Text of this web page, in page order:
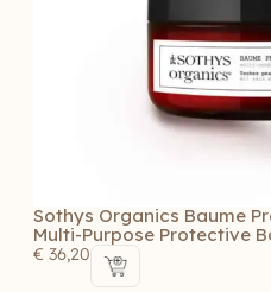
Sothys Organics Baume
Multi-Purpose Protective
€ 36,20